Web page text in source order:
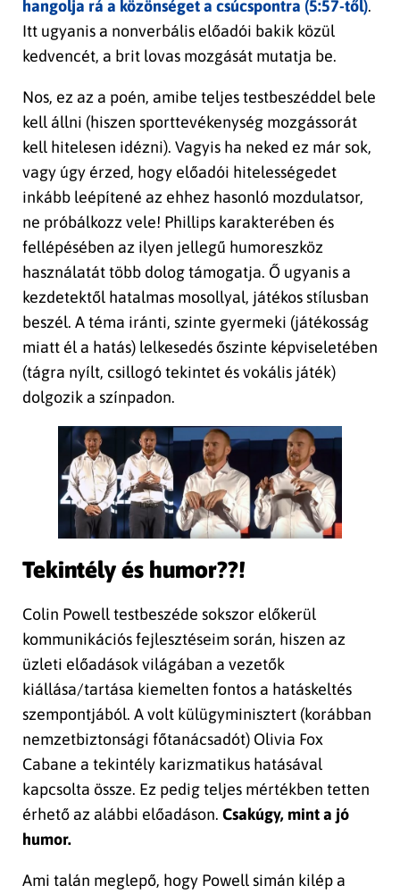
hangolja rá a közönséget a csúcspontra (5:57-től).
Itt ugyanis a nonverbális előadói bakik közül
kedvencét, a brit lovas mozgását mutatja be.
Nos, ez az a poén, amibe teljes testbeszéddel bele
kell állni (hiszen sporttevékenység mozgássorát
kell hitelesen idézni). Vagyis ha neked ez már sok,
vagy úgy érzed, hogy előadói hitelességedet
inkább leépítené az ehhez hasonló mozdulatsor,
ne próbálkozz vele! Phillips karakterében és
fellépésében az ilyen jellegű humoreszköz
használatát több dolog támogatja. Ő ugyanis a
kezdetektől hatalmas mosollyal, játékos stílusban
beszél. A téma iránti, szinte gyermeki (játékosság
miatt él a hatás) lelkesedés őszinte képviseletében
(tágra nyílt, csillogó tekintet és vokális játék)
dolgozik a színpadon.
Tekintély és humor??!
Colin Powell testbeszéde sokszor előkerül
kommunikációs fejlesztéseim során, hiszen az
üzleti előadások világában a vezetők
kiállása/tartása kiemelten fontos a hatáskeltés
szempontjából. A volt külügyminisztert (korábban
nemzetbiztonsági főtanácsadót) Olivia Fox
Cabane a tekintély karizmatikus hatásával
kapcsolta össze. Ez pedig teljes mértékben tetten
érhető az alábbi előadáson. Csakúgy, mint a jó
humor.
Ami talán meglepő, hogy Powell simán kilép a